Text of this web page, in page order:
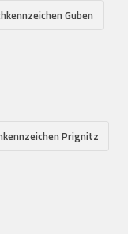
Guben
Prignitz